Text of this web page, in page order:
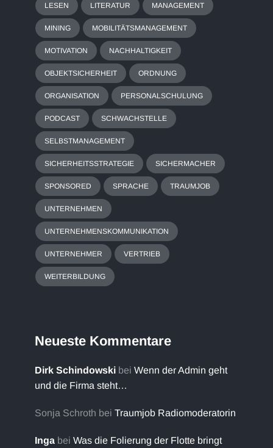
LESEN LITERATUR MANAGEMENT
MINING MOBILITÄTSMANAGEMENT
MOTIVATION NACHHALTIGKEIT
OBJEKTSICHERHEIT ORDNUNG
ORGANISATION PERSONALSCHULUNG
PODCAST SCHWACHSTELLE
SELBSTMANAGEMENT
SICHERHEITSSTRATEGIE SICHERMACHER
SPONSORED SPRACHE TRAUMJOB
UNTERNEHMEN
UNTERNEHMENSKOMMUNIKATION
UNTERNEHMER VERTRIEB
WEITERBILDUNG
Neueste Kommentare
Dirk Schindowski bei Wenn der Admin geht
und die Firma steht…
Sonja Schroth bei Traumjob Radiomoderatorin
Inga bei Was die Folierung der Flotte bringt